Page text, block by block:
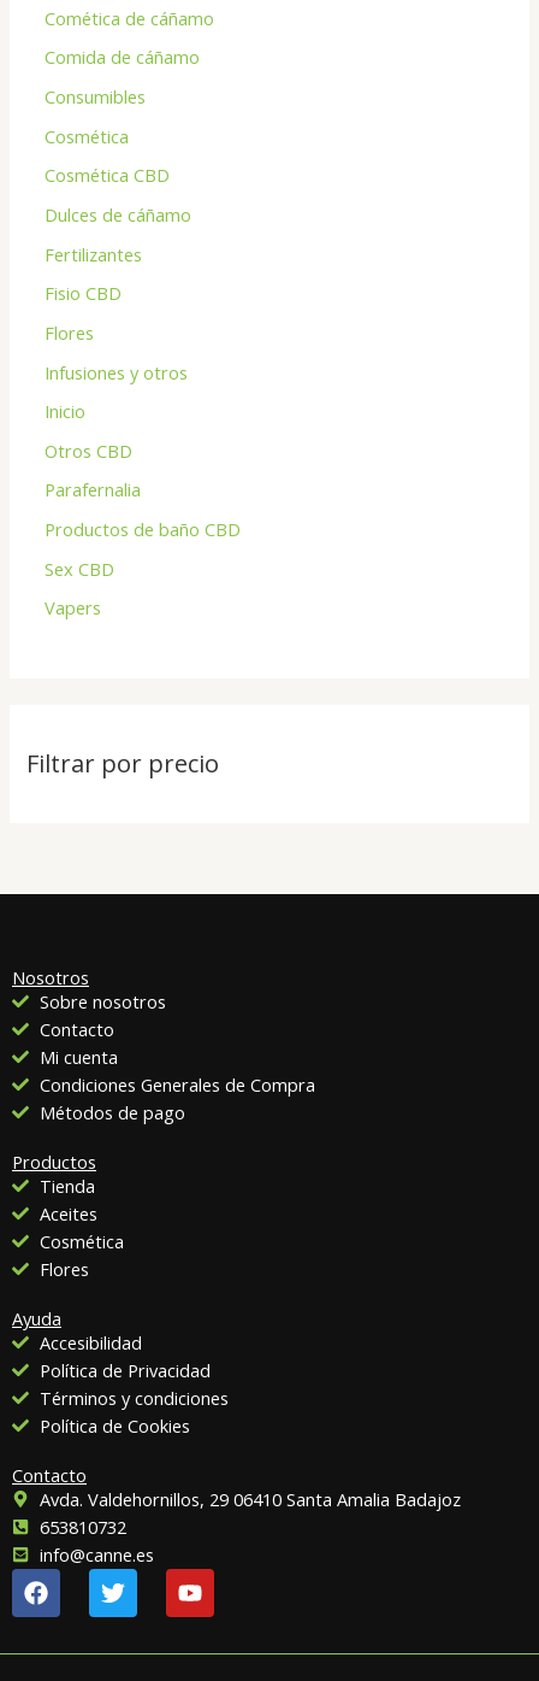
Comética de cáñamo
Comida de cáñamo
Consumibles
Cosmética
Cosmética CBD
Dulces de cáñamo
Fertilizantes
Fisio CBD
Flores
Infusiones y otros
Inicio
Otros CBD
Parafernalia
Productos de baño CBD
Sex CBD
Vapers
Filtrar por precio
Nosotros
Sobre nosotros
Contacto
Mi cuenta
Condiciones Generales de Compra
Métodos de pago
Productos
Tienda
Aceites
Cosmética
Flores
Ayuda
Accesibilidad
Política de Privacidad
Términos y condiciones
Política de Cookies
Contacto
Avda. Valdehornillos, 29 06410 Santa Amalia Badajoz
653810732
info@canne.es
F
a
c
e
T
w
i
t
Y
o
u
t